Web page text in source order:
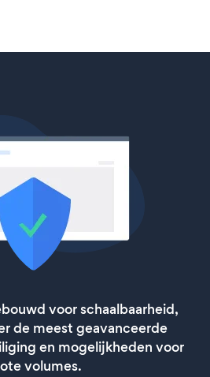
voor schaalbaarheid,
de meest geavanceerde
en mogelijkheden voor
volumes.